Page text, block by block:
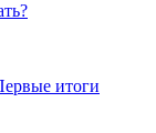
итоги